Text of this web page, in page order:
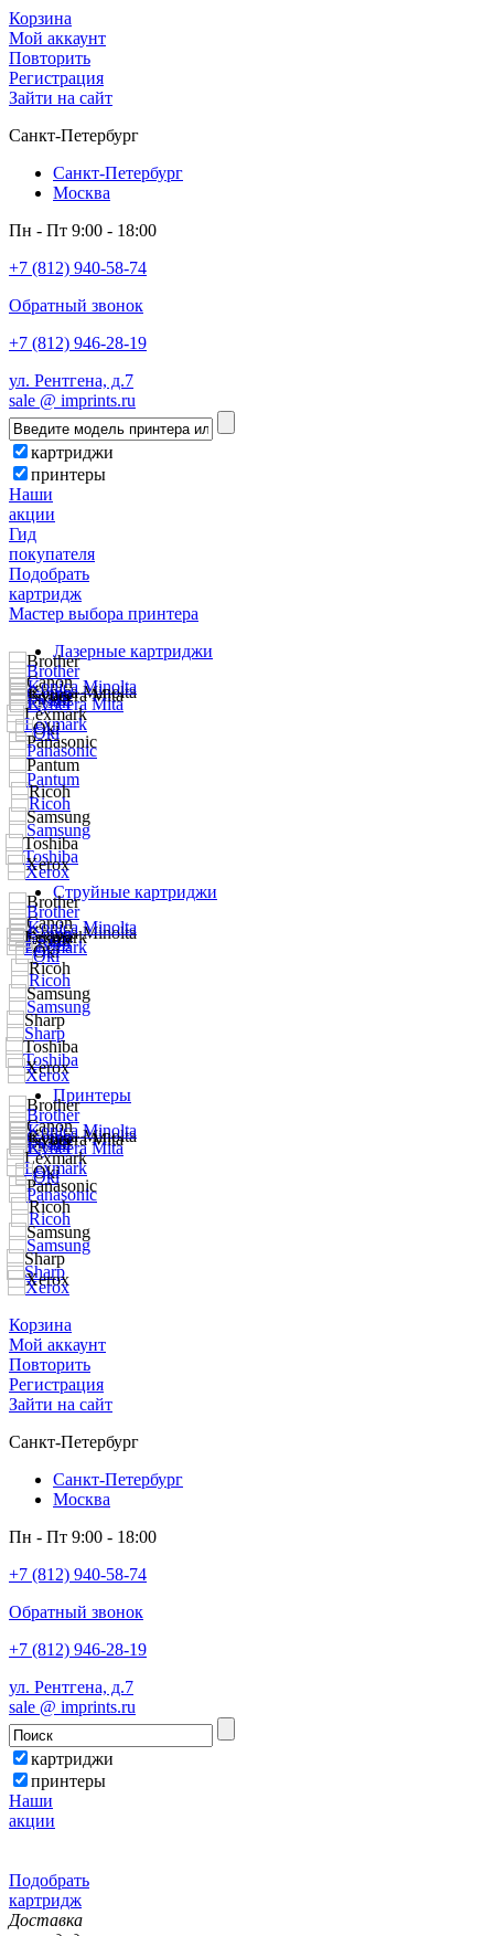
Корзина
Мой аккаунт
Повторить
Регистрация
Зайти на сайт
Санкт-Петербург
Санкт-Петербург
Москва
Пн - Пт 9:00 - 18:00
+7 (812) 940-58-74
Обратный звонок
+7 (812) 946-28-19
ул. Рентгена, д.7
sale @ imprints.ru
картриджи
принтеры
Наши
акции
Гид
покупателя
Подобрать
картридж
Мастер выбора принтера
Лазерные картриджи
Струйные картриджи
Принтеры
Корзина
Мой аккаунт
Повторить
Регистрация
Зайти на сайт
Санкт-Петербург
Санкт-Петербург
Москва
Пн - Пт 9:00 - 18:00
+7 (812) 940-58-74
Обратный звонок
+7 (812) 946-28-19
ул. Рентгена, д.7
sale @ imprints.ru
картриджи
принтеры
Наши
акции
Подобрать
картридж
Доставка